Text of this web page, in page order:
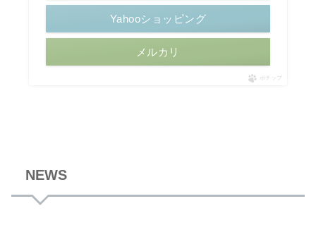
Yahooショッピング
メルカリ
ポチップ
NEWS